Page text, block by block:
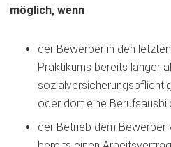
möglich, wenn
der Bewerber in den
Praktikums bereits länger
oder dort eine
der Betrieb dem Bewerber